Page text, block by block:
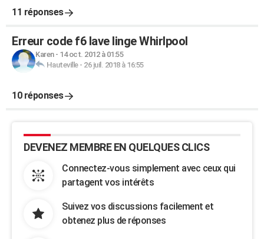
11 réponses
Erreur code f6 lave linge Whirlpool
Karen- 14 oct. 2012 à 01:55
Hauteville- 26 juil. 2018 à 16:55
10 réponses
DEVENEZ MEMBRE EN QUELQUES CLICS
Connectez-vous simplement avec ceux qui
partagent vos intérêts
Suivez vos discussions facilement et
obtenez plus de réponses